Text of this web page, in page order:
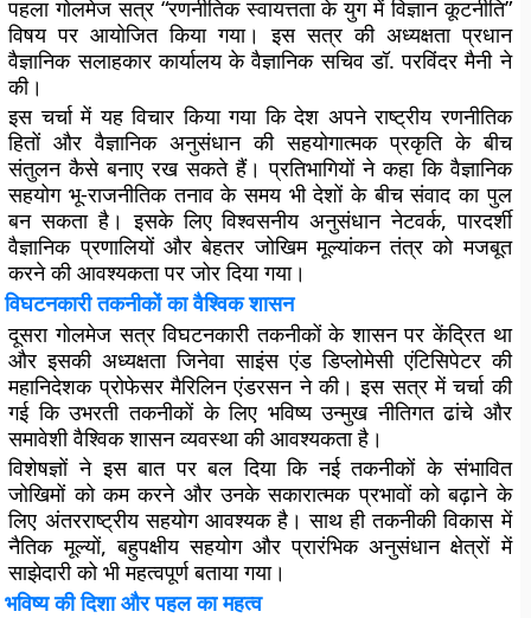
पहला गोलमेज सत्र “रणनीतिक स्वायत्तता के युग में विज्ञान कूटनीति”
विषय पर आयोजित किया गया। इस सत्र की अध्यक्षता प्रधान
वैज्ञानिक सलाहकार कार्यालय के वैज्ञानिक सचिव डॉ. परविंदर मैनी ने
की।
इस चर्चा में यह विचार किया गया कि देश अपने राष्ट्रीय रणनीतिक
हितों और वैज्ञानिक अनुसंधान की सहयोगात्मक प्रकृति के बीच
संतुलन कैसे बनाए रख सकते हैं। प्रतिभागियों ने कहा कि वैज्ञानिक
सहयोग भू-राजनीतिक तनाव के समय भी देशों के बीच संवाद का पुल
बन सकता है। इसके लिए विश्वसनीय अनुसंधान नेटवर्क, पारदर्शी
वैज्ञानिक प्रणालियों और बेहतर जोखिम मूल्यांकन तंत्र को मजबूत
करने की आवश्यकता पर जोर दिया गया।
विघटनकारी तकनीकों का वैश्विक शासन
दूसरा गोलमेज सत्र विघटनकारी तकनीकों के शासन पर केंद्रित था
और इसकी अध्यक्षता जिनेवा साइंस एंड डिप्लोमेसी एंटिसिपेटर की
महानिदेशक प्रोफेसर मैरिलिन एंडरसन ने की। इस सत्र में चर्चा की
गई कि उभरती तकनीकों के लिए भविष्य उन्मुख नीतिगत ढांचे और
समावेशी वैश्विक शासन व्यवस्था की आवश्यकता है।
विशेषज्ञों ने इस बात पर बल दिया कि नई तकनीकों के संभावित
जोखिमों को कम करने और उनके सकारात्मक प्रभावों को बढ़ाने के
लिए अंतरराष्ट्रीय सहयोग आवश्यक है। साथ ही तकनीकी विकास में
नैतिक मूल्यों, बहुपक्षीय सहयोग और प्रारंभिक अनुसंधान क्षेत्रों में
साझेदारी को भी महत्वपूर्ण बताया गया।
भविष्य की दिशा और पहल का महत्व